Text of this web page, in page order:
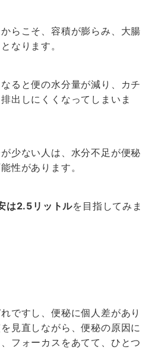
らこそ、容積が膨らみ、大腸
なります。
ると便の水分量が減り、カチ
出しにくくなってしまいま
少ない人は、水分不足が便秘
性があります。
は2.5リットルを目指してみま
ですし、便秘に個人差があり
見直しながら、便秘の原因に
フォーカスをあてて、ひとつ